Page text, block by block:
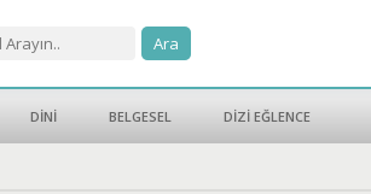
DİNİ BELGESEL DİZİ EĞLENCE